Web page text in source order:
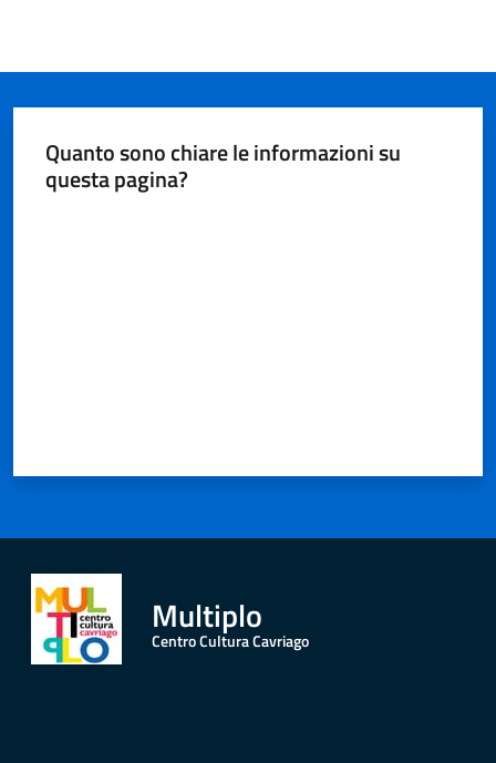
Quanto sono chiare le informazioni su
questa pagina?
Multiplo
Centro Cultura Cavriago